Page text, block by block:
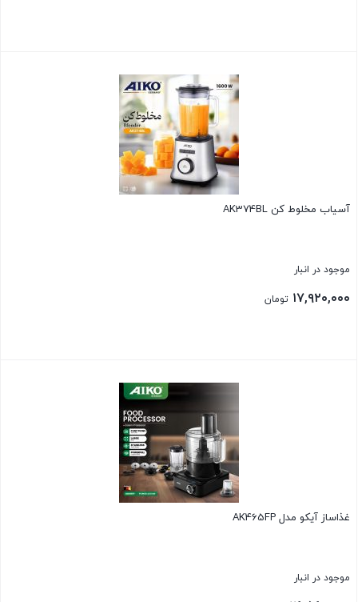
آسیاب مخلوط کن AK374BL
موجود در انبار
۱۷,۹۲۰,۰۰۰ تومان
غذاساز آیکو مدل AK465FP
موجود در انبار